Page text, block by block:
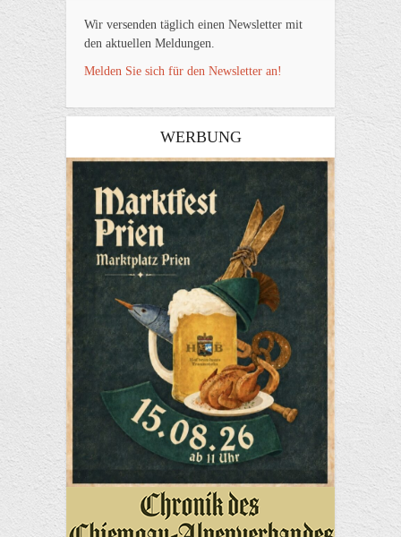
Wir versenden täglich einen Newsletter mit
den aktuellen Meldungen.
Melden Sie sich für den Newsletter an!
WERBUNG